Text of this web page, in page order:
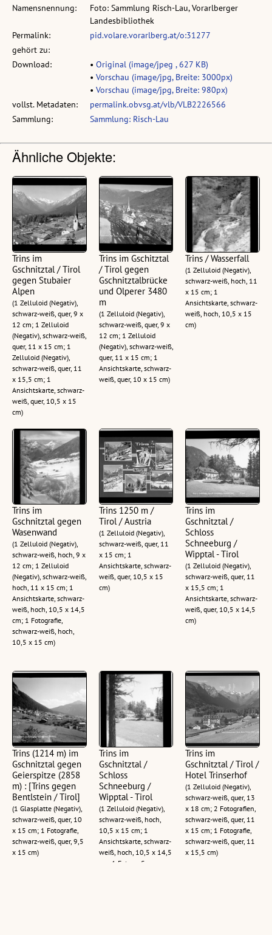
Namensnennung:
Foto: Sammlung Risch-Lau, Vorarlberger
Landesbibliothek
Permalink:
pid.volare.vorarlberg.at/o:31277
gehört zu:
Download:
• Original (image/jpeg , 627 KB)
• Vorschau (image/jpg, Breite: 3000px)
• Vorschau (image/jpg, Breite: 980px)
vollst. Metadaten:
permalink.obvsg.at/vlb/VLB2226566
Sammlung:
Sammlung: Risch-Lau
Ähnliche Objekte:
Trins im
Gschnitztal / Tirol
gegen Stubaier
Alpen
(1 Zelluloid (Negativ),
schwarz-weiß, quer, 9 x
12 cm; 1 Zelluloid
(Negativ), schwarz-weiß,
quer, 11 x 15 cm; 1
Zelluloid (Negativ),
schwarz-weiß, quer, 11
x 15,5 cm; 1
Ansichtskarte, schwarz-
weiß, quer, 10,5 x 15
cm)
Trins im Gschitztal
/ Tirol gegen
Gschnitztalbrücke
und Olperer 3480
m
(1 Zelluloid (Negativ),
schwarz-weiß, quer, 9 x
12 cm; 1 Zelluloid
(Negativ), schwarz-weiß,
quer, 11 x 15 cm; 1
Ansichtskarte, schwarz-
weiß, quer, 10 x 15 cm)
Trins / Wasserfall
(1 Zelluloid (Negativ),
schwarz-weiß, hoch, 11
x 15 cm; 1
Ansichtskarte, schwarz-
weiß, hoch, 10,5 x 15
cm)
Trins im
Gschnitztal gegen
Wasenwand
(1 Zelluloid (Negativ),
schwarz-weiß, hoch, 9 x
12 cm; 1 Zelluloid
(Negativ), schwarz-weiß,
hoch, 11 x 15 cm; 1
Ansichtskarte, schwarz-
weiß, hoch, 10,5 x 14,5
cm; 1 Fotografie,
schwarz-weiß, hoch,
10,5 x 15 cm)
Trins 1250 m /
Tirol / Austria
(1 Zelluloid (Negativ),
schwarz-weiß, quer, 11
x 15 cm; 1
Ansichtskarte, schwarz-
weiß, quer, 10,5 x 15
cm)
Trins im
Gschnitztal /
Schloss
Schneeburg /
Wipptal - Tirol
(1 Zelluloid (Negativ),
schwarz-weiß, quer, 11
x 15,5 cm; 1
Ansichtskarte, schwarz-
weiß, quer, 10,5 x 14,5
cm)
Trins (1214 m) im
Gschnitztal gegen
Geierspitze (2858
m) : [Trins gegen
Bentlstein / Tirol]
(1 Glasplatte (Negativ),
schwarz-weiß, quer, 10
x 15 cm; 1 Fotografie,
schwarz-weiß, quer, 9,5
x 15 cm)
Trins im
Gschnitztal /
Schloss
Schneeburg /
Wipptal - Tirol
(1 Zelluloid (Negativ),
schwarz-weiß, hoch,
10,5 x 15 cm; 1
Ansichtskarte, schwarz-
weiß, hoch, 10,5 x 14,5
cm; 1 Fotografie,
Trins im
Gschnitztal / Tirol /
Hotel Trinserhof
(1 Zelluloid (Negativ),
schwarz-weiß, quer, 13
x 18 cm; 2 Fotografien,
schwarz-weiß, quer, 11
x 15 cm; 1 Fotografie,
schwarz-weiß, quer, 11
x 15,5 cm)